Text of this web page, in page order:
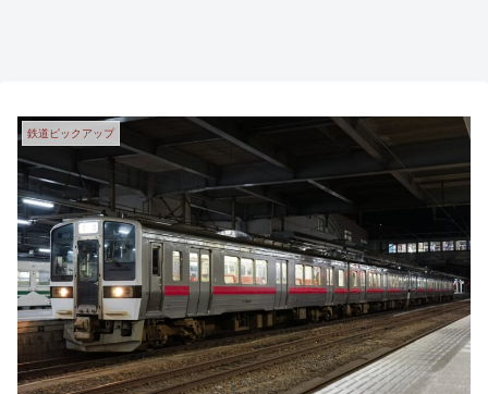
鉄道ピックアップ